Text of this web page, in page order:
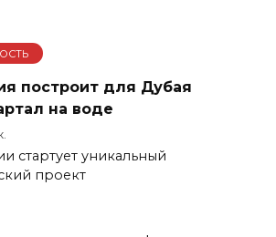
построит для Дубая
на воде
стартует уникальный
проект